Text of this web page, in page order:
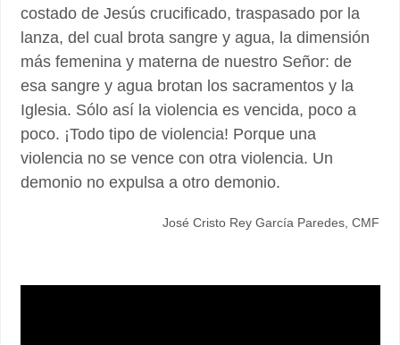
costado de Jesús crucificado, traspasado por la
lanza, del cual brota sangre y agua, la dimensión
más femenina y materna de nuestro Señor: de
esa sangre y agua brotan los sacramentos y la
Iglesia. Sólo así la violencia es vencida, poco a
poco. ¡Todo tipo de violencia! Porque una
violencia no se vence con otra violencia. Un
demonio no expulsa a otro demonio.
José Cristo Rey García Paredes, CMF